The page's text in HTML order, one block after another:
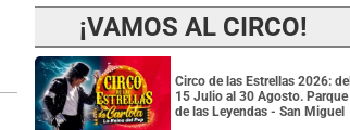
¡VAMOS AL CIRCO!
Circo de las Estrellas 2026: del
15 Julio al 30 Agosto. Parque
de las Leyendas - San Miguel